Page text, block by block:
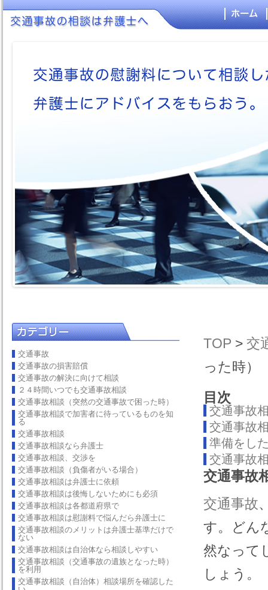
交通事故
交通事故の損害賠償
交通事故の解決に向けて相談
２４時間いつでも交通事故相談
交通事故相談（突然の交通事故で困った時）
交通事故相談で加害者に待っているものを知
る
交通事故相談
交通事故相談なら弁護士
交通事故相談、交渉を
交通事故相談（負傷者がいる場合）
交通事故相談は弁護士に依頼
交通事故相談は後悔しないためにも必須
交通事故相談は各都道府県で
交通事故相談は慰謝料で悩んだら弁護士に
交通事故相談のメリットは弁護士基準だけで
ない
交通事故相談は自治体なら相談しやすい
交通事故相談（交通事故の遺族となった時）
を利用
交通事故相談（自治体）相談場所を確認した
TOP > 交
った時）
目次
交通事故
交通事故
準備をし
交通事故
交通事故
交通事故
す。どん
然なって
しょう。